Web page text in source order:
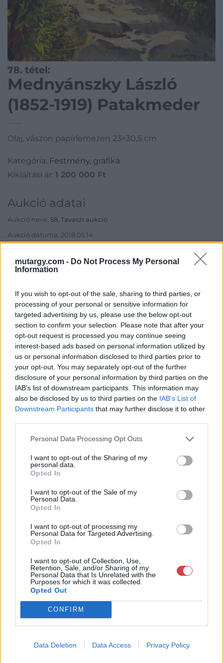
mutargy.com - Do Not Process My Personal
Information
If you wish to opt-out of the sale, sharing to third parties, or
processing of your personal or sensitive information for
targeted advertising by us, please use the below opt-out
section to confirm your selection. Please note that after your
opt-out request is processed you may continue seeing
interest-based ads based on personal information utilized by
us or personal information disclosed to third parties prior to
your opt-out. You may separately opt-out of the further
disclosure of your personal information by third parties on the
IAB’s list of downstream participants. This information may
also be disclosed by us to third parties on the IAB’s List of
Downstream Participants that may further disclose it to other
Personal Data Processing Opt Outs
I want to opt-out of the Sharing of my
personal data.
Opted In
I want to opt-out of the Sale of my
Personal Data.
Opted In
I want to opt-out of processing my
Personal Data for Targeted Advertising.
Opted In
I want to opt-out of Collection, Use,
Retention, Sale, and/or Sharing of my
Personal Data that Is Unrelated with the
Purposes for which it was collected.
Opted Out
CONFIRM
Data Deletion Data Access Privacy Policy
78. tétel:
Mednyánszky László
(1852-1919) Patakmeder
Olaj, vászon papírlemezen 23×30,5 cm
Kategória: Festmény, grafika
Kikiáltási ár: 1 200 000 Ft
Aukció adatai
Aukció neve: 58. Tavaszi aukció
Aukció dátuma: 2018.05.14
Aukció helye: Budapest Kongresszusi Központ
Eladó adatai
Eladó:Virág Judit Galéria
Cím: Nemes Zsófia
Mű-Terem Galéria Kft.
1055 Budapest, Falk Miksa u. 30
Telefon: 36-1-312-2071, 269-4681 269-4681
Weboldal:http://www.viragjuditgaleria.hu
Bemutatkozás: Kiemelkedő kvalitású 19. és 20. századi magyar
festészet és szecessziós Zsolnay kerámiák adás-vétele és
GALÉRIA TOVÁBBI MŰTÁRGYAI
KAPCSOLÓDÓ MŰTÁRGYAK